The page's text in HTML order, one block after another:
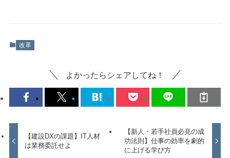
改革
よかったらシェアしてね！
【建設DXの課題】IT人材
は業務委託せよ
【新人・若手社員必見の成
功法則】仕事の効率を劇的
に上げる学び方